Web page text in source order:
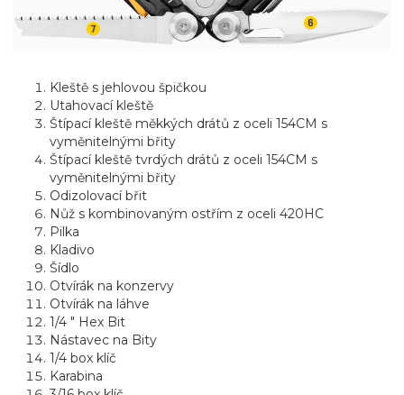
Kleště s jehlovou špičkou
Utahovací kleště
Štípací kleště měkkých drátů z oceli 154CM s
vyměnitelnými břity
Štípací kleště tvrdých drátů z oceli 154CM s
vyměnitelnými břity
Odizolovací břit
Nůž s kombinovaným ostřím z oceli 420HC
Pilka
Kladivo
Šídlo
Otvírák na konzervy
Otvírák na láhve
1/4 " Hex Bit
Nástavec na Bity
1/4 box klíč
Karabina